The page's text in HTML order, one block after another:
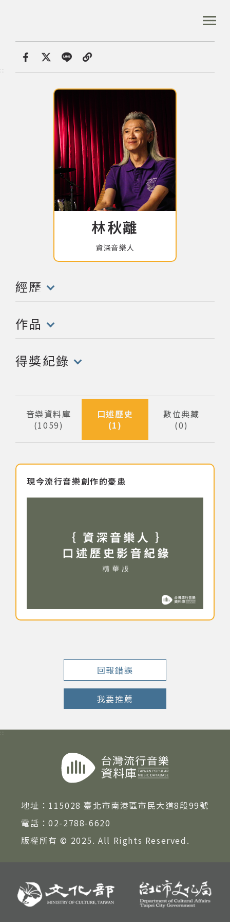
區
:::
首頁 音樂人口述歷史
:::
林秋離
資深音樂人
經歷
(點擊開啟/收合以下內容)
作品
(點擊開啟/收合以下內容)
得獎紀錄
(點擊開啟/收合以下內容)
音樂資料庫
1059
筆資料
口述歷史
1
數位典藏
0
現今流行音樂創作的憂患
回報錯誤
我要推薦
:::
地址： 115028 臺北市南港區市民大道8段99號
電話：02-2788-6620
版權所有 © 2025. All Rights Reserved.
首頁
音樂資料庫
音樂人口述歷史
數位典藏
專文專區
關於資料庫
音樂獎項
組織協會
曲目統計表
臺北流行音樂中心
著作權及免責聲明